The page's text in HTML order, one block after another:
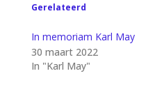
Gerelateerd
In memoriam Karl May
30 maart 2022
In "Karl May"